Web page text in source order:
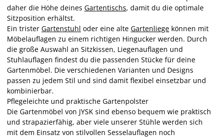
daher die Höhe deines Gartentischs, damit du die optimale
Sitzposition erhältst.
Ein trister Gartenstuhl oder eine alte Gartenliege können mit
Möbelauflagen zu einem richtigen Hingucker werden. Durch
die große Auswahl an Sitzkissen, Liegenauflagen und
Stuhlauflagen findest du die passenden Stücke für deine
Gartenmöbel. Die verschiedenen Varianten und Designs
passen zu jedem Stil und sind damit flexibel einsetzbar und
kombinierbar.
Pflegeleichte und praktische Gartenpolster
Die Gartenmöbel von JYSK sind ebenso bequem wie praktisch
und strapazierfähig, aber viele unserer Stühle werden sich
mit dem Einsatz von stilvollen Sesselauflagen noch